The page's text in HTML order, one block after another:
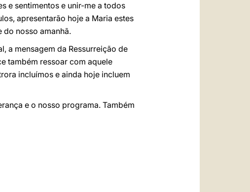
e sentimentos e unir-me a todos
apresentarão hoje a Maria estes
do nosso amanhã.
a mensagem da Ressurreição de
também ressoar com aquele
incluímos e ainda hoje incluem
e o nosso programa. Também